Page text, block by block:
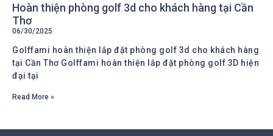
Hoàn thiện phòng golf 3d cho khách hàng tại Cần
Thơ
06/30/2025
Golffami hoàn thiện lắp đặt phòng golf 3d cho khách hàng
tại Cần Thơ Golffami hoàn thiện lắp đặt phòng golf 3D hiện
đại tại
Read More »